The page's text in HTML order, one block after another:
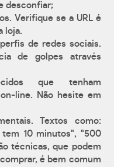
desconfiar;
Verifique se a URL é
loja.
de redes sociais.
de golpes através
que tenham
line. Não hesite em
Textos como:
10 minutos", "500
técnicas, que podem
é bem comum